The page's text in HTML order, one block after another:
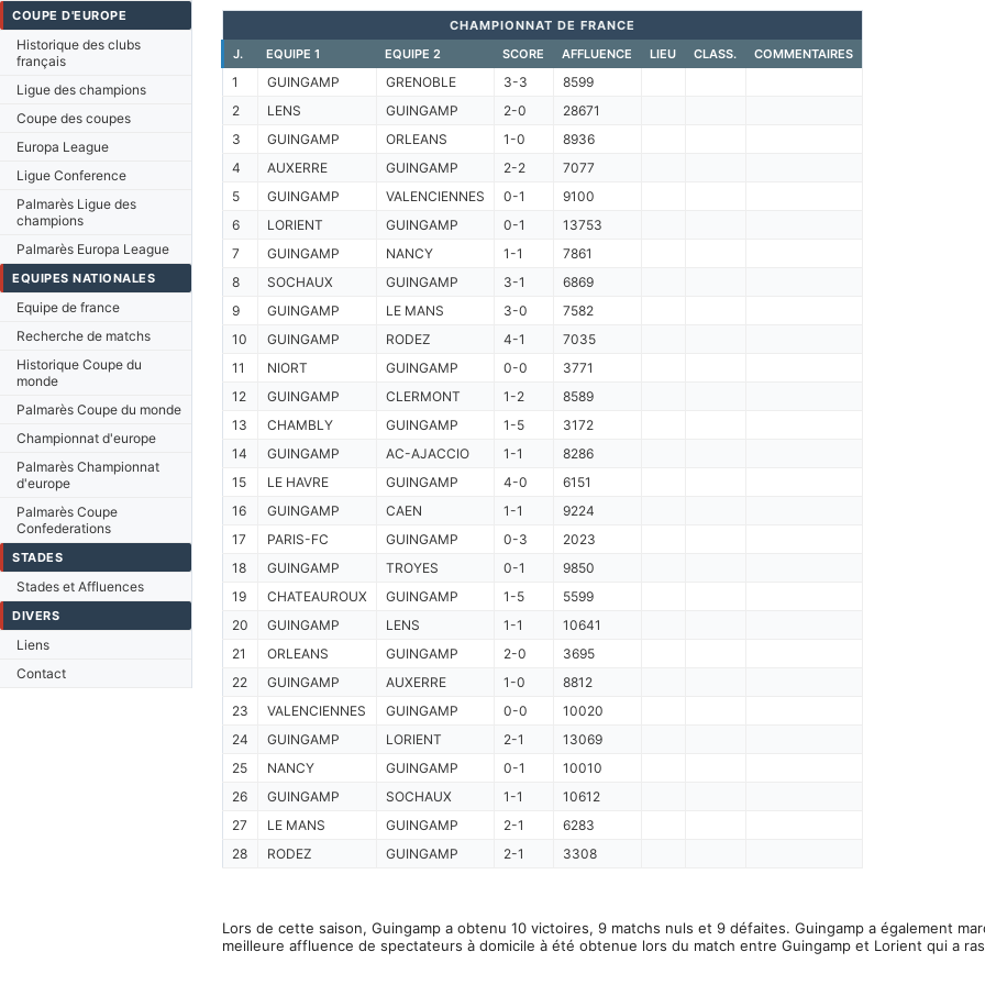
COUPE D'EUROPE
Historique des clubs
français
Ligue des champions
Coupe des coupes
Europa League
Ligue Conference
Palmarès Ligue des
champions
Palmarès Europa League
EQUIPES NATIONALES
Equipe de france
Recherche de matchs
Historique Coupe du
monde
Palmarès Coupe du monde
Championnat d'europe
Palmarès Championnat
d'europe
Palmarès Coupe
Confederations
STADES
Stades et Affluences
DIVERS
Liens
Contact
CHAMPIONNAT DE FRANCE
J.
EQUIPE 1 EQUIPE 2 SCORE AFFLUENCE LIEU CLASS. COMMENTAIRES
1 GUINGAMP GRENOBLE 3-3
8599
2
LENS GUINGAMP 2-0
28671
3
GUINGAMP ORLEANS 1-0
8936
4
AUXERRE GUINGAMP 2-2
7077
5
GUINGAMP VALENCIENNES 0-1
9100
6
LORIENT GUINGAMP 0-1
13753
7
GUINGAMP NANCY 1-1
7861
8
SOCHAUX GUINGAMP 3-1
6869
9
GUINGAMP LE MANS 3-0
7582
10
GUINGAMP RODEZ 4-1
7035
11
NIORT GUINGAMP 0-0
3771
12
GUINGAMP CLERMONT 1-2
8589
13
CHAMBLY GUINGAMP 1-5
3172
14
GUINGAMP AC-AJACCIO 1-1
8286
15
LE HAVRE GUINGAMP 4-0
6151
16
GUINGAMP CAEN 1-1
9224
17
PARIS-FC GUINGAMP 0-3
2023
18
GUINGAMP TROYES 0-1
9850
19
CHATEAUROUX GUINGAMP 1-5
5599
20
GUINGAMP LENS 1-1
10641
21
ORLEANS GUINGAMP 2-0
3695
22
GUINGAMP AUXERRE 1-0
8812
23
VALENCIENNES GUINGAMP 0-0
10020
24
GUINGAMP LORIENT 2-1
13069
25
NANCY GUINGAMP 0-1
10010
26
GUINGAMP SOCHAUX 1-1
10612
27
LE MANS GUINGAMP 2-1
6283
28
RODEZ GUINGAMP 2-1 3308
Lors de cette saison, Guingamp a obtenu 10 victoires, 9 matchs nuls et 9 défaites. Guingamp a également
meilleure affluence de spectateurs à domicile à été obtenue lors du match entre Guingamp et Lorient qui a